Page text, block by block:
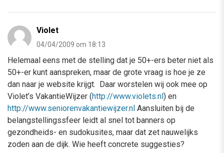
Violet
04/04/2009 om 18:13
Helemaal eens met de stelling dat je 50+-ers beter niet als
50+-er kunt aanspreken, maar de grote vraag is hoe je ze
dan naar je website krijgt. Daar worstelen wij ook mee op
Violet’s VakantieWijzer (http://www.violets.nl) en
http://www.seniorenvakantiewijzer.nl Aansluiten bij de
belangstellingssfeer leidt al snel tot banners op
gezondheids- en sudokusites, maar dat zet nauwelijks
zoden aan de dijk. Wie heeft concrete suggesties?